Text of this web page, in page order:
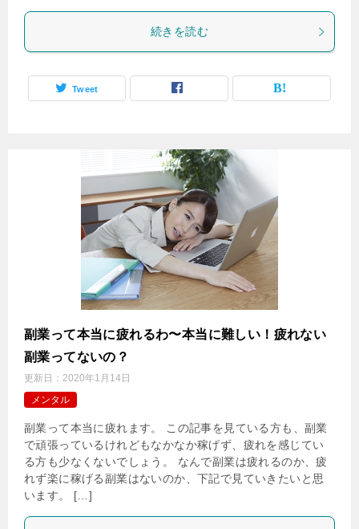
続きを読む
Tweet
副業って本当に疲れるわ〜本当に難しい！疲れない
副業ってないの？
更新日： 2020年1月14日
メンタル
副業って本当に疲れます。 この記事を見ている方も、副業
で頑張っているけれどもなかなか稼げず、疲れを感じてい
る方も少なくないでしょう。 なんで副業は疲れるのか、疲
れず楽に稼げる副業はないのか、下記で見ていきたいと思
います。 […]